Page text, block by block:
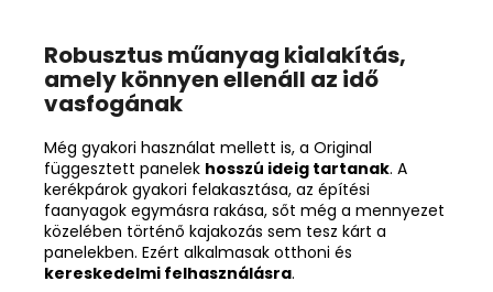
Robusztus műanyag kialakítás,
amely könnyen ellenáll az idő
vasfogának
Még gyakori használat mellett is, a Original
függesztett panelek hosszú ideig tartanak. A
kerékpárok gyakori felakasztása, az építési
faanyagok egymásra rakása, sőt még a mennyezet
közelében történő kajakozás sem tesz kárt a
panelekben. Ezért alkalmasak otthoni és
kereskedelmi felhasználásra.